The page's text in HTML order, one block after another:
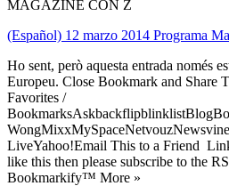
MAGAZINE CON Z
(Español) 12 marzo 2014 Programa
Ho sent, però aquesta entrada només
Europeu. Close Bookmark and Share
Favorites /
LiveYahoo!Email This to a Friend
like this then please subscribe to the
Bookmarkify™ More »